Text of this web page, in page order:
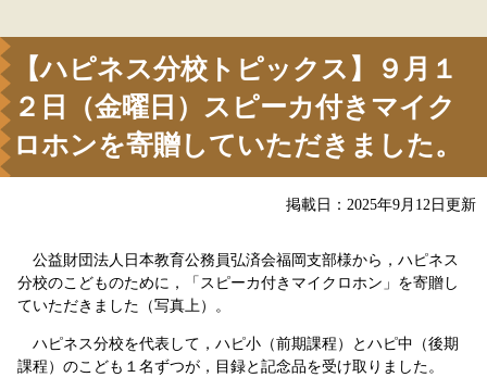
【ハピネス分校トピックス】９月１
２日（金曜日）スピーカ付きマイク
ロホンを寄贈していただきました。
掲載日：2025年9月12日更新
公益財団法人日本教育公務員弘済会福岡支部様から，ハピネス
分校のこどものために，「スピーカ付きマイクロホン」を寄贈し
ていただきました（写真上）。
ハピネス分校を代表して，ハピ小（前期課程）とハピ中（後期
課程）のこども１名ずつが，目録と記念品を受け取りました。